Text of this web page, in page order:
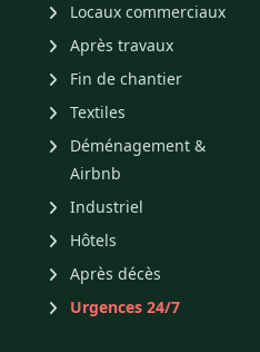
Locaux commerciaux
Après travaux
Fin de chantier
Textiles
Déménagement &
Airbnb
Industriel
Hôtels
Après décès
Urgences 24/7